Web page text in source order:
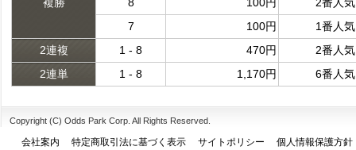
7
100円
1番人気
2連複
1 - 8 470円
2番人気
2連単
1 - 8 1,170円 6番人気
Copyright (C) Odds Park Corp. All Rights Reserved.
会社案内 特定商取引法に基づく表示 サイトポリシー
個人情報保護方針